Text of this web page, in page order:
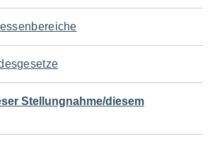
Stellungnahme/diesem